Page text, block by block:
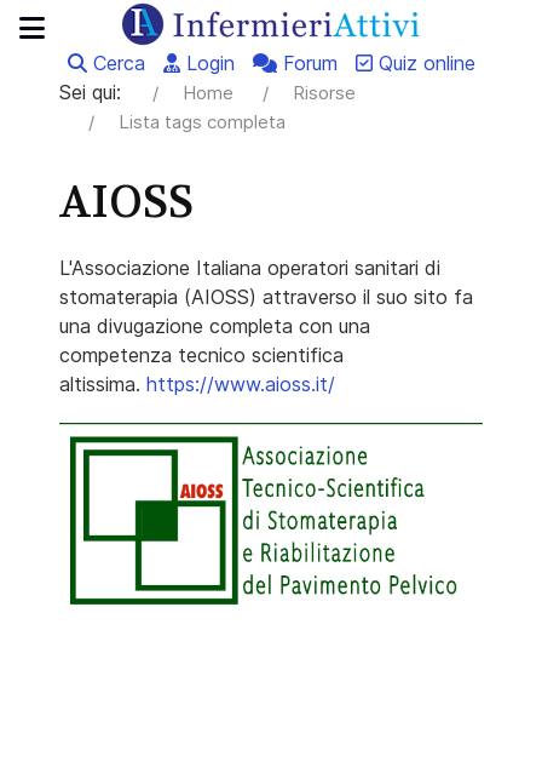
Cerca Login Forum
Quiz online
Sei qui:
Home
Risorse
Lista tags completa
AIOSS
L'Associazione Italiana operatori sanitari di
stomaterapia (AIOSS) attraverso il suo sito fa
una divugazione completa con una
competenza tecnico scientifica
altissima. https://www.aioss.it/